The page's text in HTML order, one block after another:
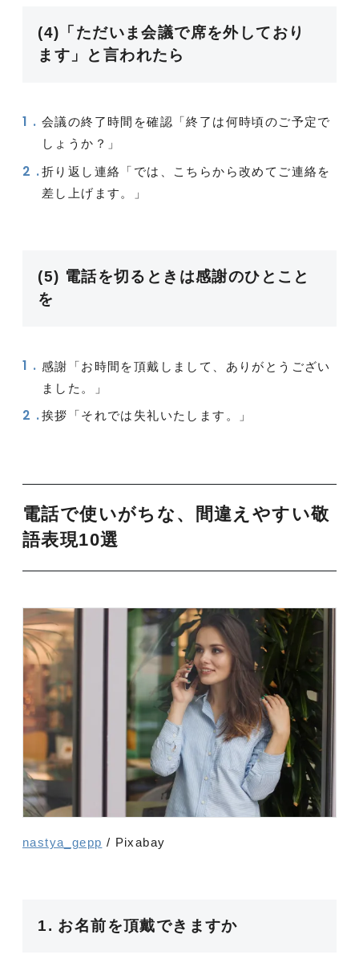
(4)「ただいま会議で席を外しており
ます」と言われたら
会議の終了時間を確認「終了は何時頃のご予定で
しょうか？」
折り返し連絡「では、こちらから改めてご連絡を
差し上げます。」
(5) 電話を切るときは感謝のひとこと
を
感謝「お時間を頂戴しまして、ありがとうござい
ました。」
挨拶「それでは失礼いたします。」
電話で使いがちな、間違えやすい敬
語表現10選
nastya_gepp / Pixabay
1. お名前を頂戴できますか